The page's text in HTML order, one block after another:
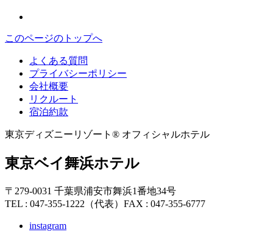
このページのトップへ
よくある質問
プライバシーポリシー
会社概要
リクルート
宿泊約款
東京ディズニーリゾート® オフィシャルホテル
東京ベイ舞浜ホテル
〒279-0031 千葉県浦安市舞浜1番地34号
TEL : 047-355-1222（代表） FAX : 047-355-6777
instagram